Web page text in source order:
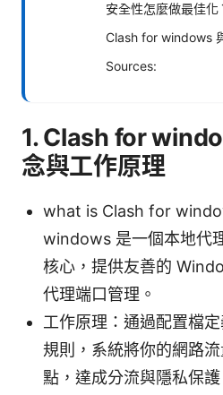
安全性怎麼做最佳化
Clash for windows
Sources:
1. Clash for
念與工作原理
what is Clash for
windows 是一個本地代
核心，提供友善的
代理端口管理。
工作原理：通過配置檔
規則，系統將你的網路
點，達成分流與隱私保護